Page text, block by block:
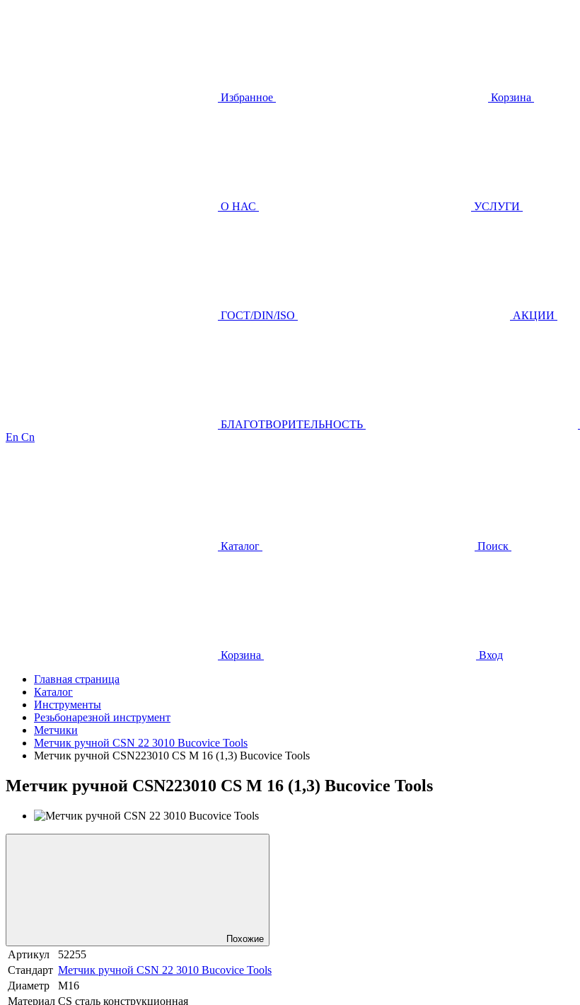
Избранное Корзина
О НАС УСЛУГИ
ГOCТ/DIN/ISO АКЦИИ
БЛАГОТВОРИТЕЛЬНОСТЬ
En Cn
Каталог Поиск
Корзина
Вход
Главная страница
Каталог
Инструменты
Резьбонарезной инструмент
Метчики
Метчик ручной CSN 22 3010 Bucovice Tools
Метчик ручной CSN223010 CS М 16 (1,3) Bucovice Tools
Метчик ручной CSN223010 CS М 16 (1,3) Bucovice Tools
Похожие
Артикул
52255
Стандарт Метчик ручной CSN 22 3010 Bucovice Tools
Диаметр
М16
Материал CS сталь конструкционная